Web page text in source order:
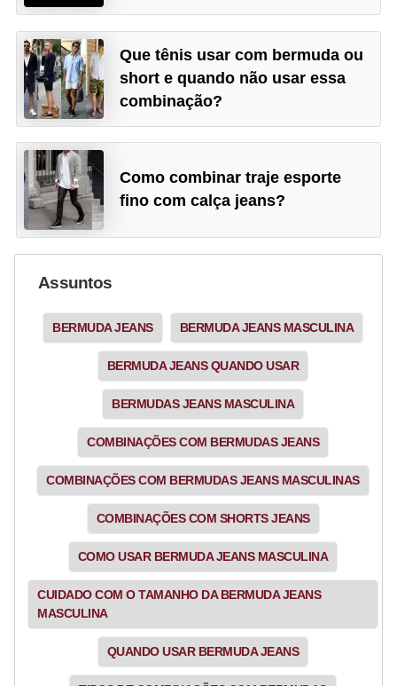
Que tênis usar com bermuda ou
short e quando não usar essa
combinação?
Como combinar traje esporte
fino com calça jeans?
Assuntos
BERMUDA JEANS BERMUDA JEANS MASCULINA
BERMUDA JEANS QUANDO USAR
BERMUDAS JEANS MASCULINA
COMBINAÇÕES COM BERMUDAS JEANS
COMBINAÇÕES COM BERMUDAS JEANS MASCULINAS
COMBINAÇÕES COM SHORTS JEANS
COMO USAR BERMUDA JEANS MASCULINA
CUIDADO COM O TAMANHO DA BERMUDA JEANS
MASCULINA
QUANDO USAR BERMUDA JEANS